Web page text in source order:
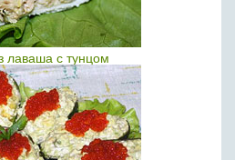
лаваша с тунцом